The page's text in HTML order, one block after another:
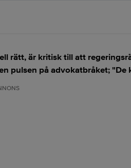
rätt, är kritisk till att
pulsen på advokatbråket;